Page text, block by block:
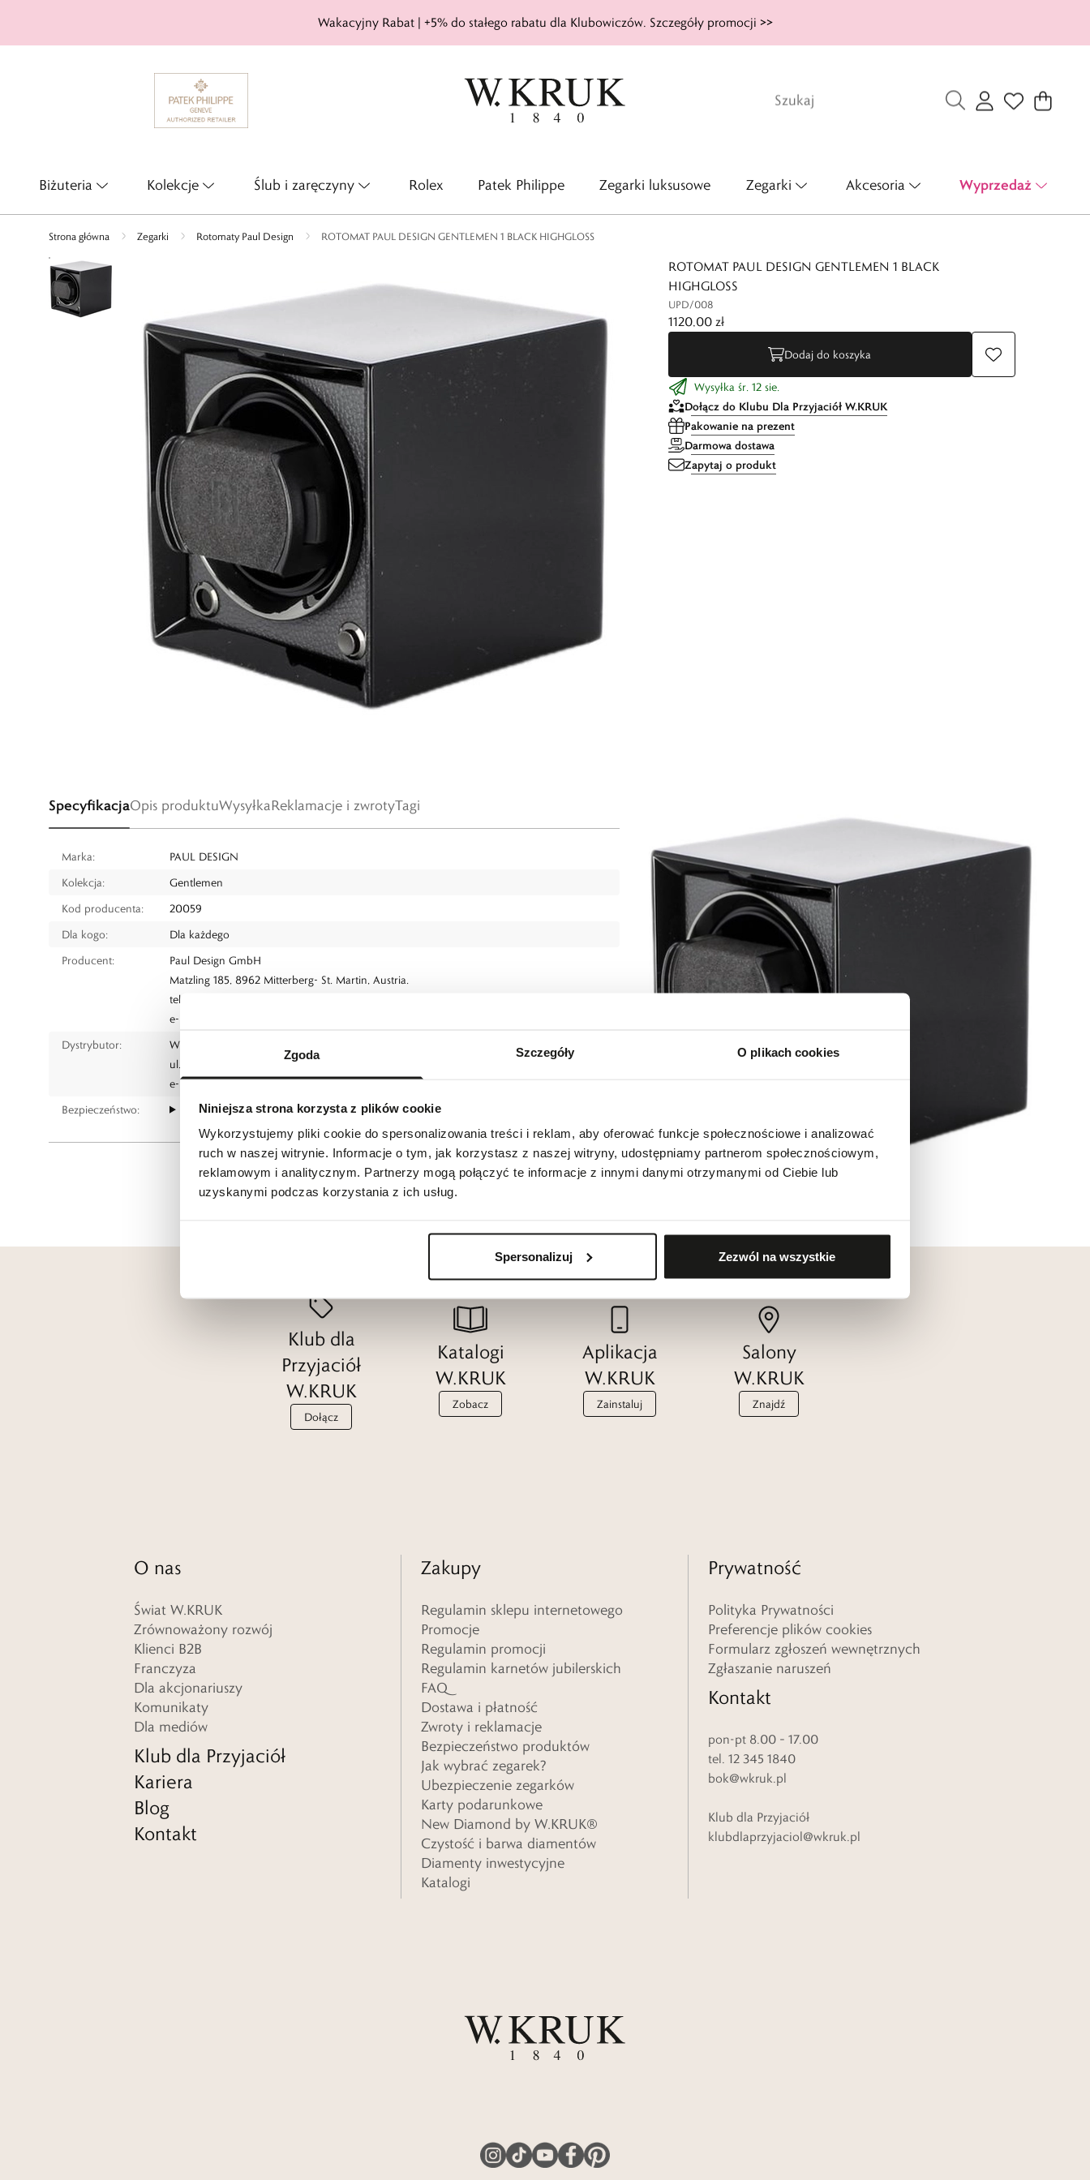
Zgoda Szczegóły O plikach cookies
Niniejsza strona korzysta z plików cookie
Wykorzystujemy pliki cookie do spersonalizowania treści i reklam, aby oferować funkcje społecznościowe i analizować
ruch w naszej witrynie. Informacje o tym, jak korzystasz z naszej witryny, udostępniamy partnerom społecznościowym,
reklamowym i analitycznym. Partnerzy mogą połączyć te informacje z innymi danymi otrzymanymi od Ciebie lub
uzyskanymi podczas korzystania z ich usług.
Spersonalizuj Zezwól na wszystkie
Wakacyjny Rabat | +5% do stałego rabatu dla Klubowiczów. Szczegóły promocji >>
Biżuteria Kolekcje Ślub i zaręczyny Rolex Patek Philippe Zegarki luksusowe Zegarki Akcesoria Wyprzedaż
Strona główna Zegarki Rotomaty Paul Design ROTOMAT PAUL DESIGN GENTLEMEN 1 BLACK HIGHGLOSS
ROTOMAT PAUL DESIGN GENTLEMEN 1 BLACK
HIGHGLOSS
UPD/008
1120,00 zł
Dodaj do koszyka
Wysyłka śr. 12 sie.
Dołącz do Klubu Dla Przyjaciół W.KRUK
Pakowanie na prezent
Darmowa dostawa
Zapytaj o produkt
SpecyfikacjaOpis produktuWysyłkaReklamacje i zwrotyTagi
Marka:
PAUL DESIGN
Kolekcja:
Gentlemen
Kod producenta:
20059
Dla kogo:
Dla każdego
Producent:
Paul Design GmbH
Matzling 185, 8962 Mitterberg- St. Martin, Austria.
tel.: 43368430525
e-mail:
Dystrybutor:
W.KRUK S.A
ul. Pilotów 10, 31-462 Kraków
e-mail:gspr@wkruk.pl
Bezpieczeństwo:
Informacje o bezpieczeństwie
Klub dla
Przyjaciół
W.KRUK
Dołącz
Katalogi
W.KRUK
Zobacz
Aplikacja
W.KRUK
Zainstaluj
Salony
W.KRUK
Znajdź
O nas
Świat W.KRUK
Zrównoważony rozwój
Klienci B2B
Franczyza
Dla akcjonariuszy
Komunikaty
Dla mediów
Klub dla Przyjaciół
Kariera
Blog
Kontakt
Zakupy
Regulamin sklepu internetowego
Promocje
Regulamin promocji
Regulamin karnetów jubilerskich
FAQ
Dostawa i płatność
Zwroty i reklamacje
Bezpieczeństwo produktów
Jak wybrać zegarek?
Ubezpieczenie zegarków
Karty podarunkowe
New Diamond by W.KRUK®
Czystość i barwa diamentów
Diamenty inwestycyjne
Katalogi
Prywatność
Polityka Prywatności
Preferencje plików cookies
Formularz zgłoszeń wewnętrznych
Zgłaszanie naruszeń
Kontakt
pon-pt 8.00 – 17.00
tel. 12 345 1840
bok@wkruk.pl
Klub dla Przyjaciół
klubdlaprzyjaciol@wkruk.pl